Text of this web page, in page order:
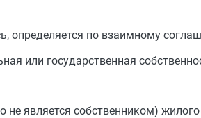
определяется по взаимному
или государственная
не является собственником)